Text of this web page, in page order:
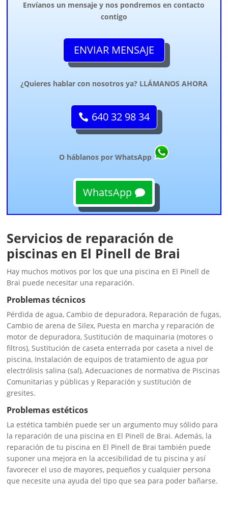
Envíanos un mensaje y nos pondremos en contacto
contigo
ENVIAR MENSAJE
¿Quieres hablar con nosotros ya? LLÁMANOS AHORA
640 32 98 34
O háblanos por WhatsApp
WhatsApp
Servicios de reparación de
piscinas en El Pinell de Brai
Hay muchos motivos por los que una piscina en El Pinell de
Brai puede necesitar una reparación.
Problemas técnicos
Pérdida de agua, Cambio de depuradora, Reparación de fugas,
Cambio de arena de Silex, Puesta en marcha y reparación de
motor de depuradora, Sustitución de maquinaria (motores o
filtros), Sustitución de caseta enterrada por caseta a nivel de
piscina, Instalación de equipos de tratamiento de agua por
electrólisis salina (sal), Adecuaciones de normativa de Piscinas
Comunitarias y públicas y Reparación y sustitución de
gresites.
Problemas estéticos
La estética también puede ser un argumento muy sólido para
la reparación de una piscina en El Pinell de Brai. Además, la
reparación de tu piscina en El Pinell de Brai también puede
suponer una mejora en la accesibilidad de tu piscina y así
favorecer el uso de mayores, pequeños y cualquier persona
que necesite una ayuda del tipo que sea para poder bañarse.